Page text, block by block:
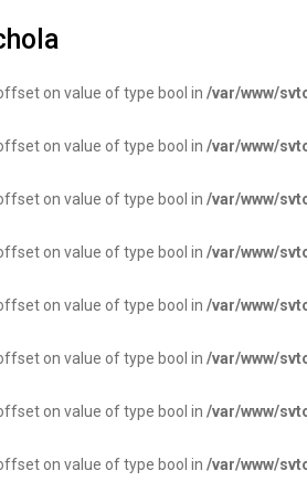
already defined in /var/www/
on value of type bool in /var/www/
on value of type bool in /var/www/
on value of type bool in /var/www/
on value of type bool in /var/www/
on value of type bool in /var/www/
on value of type bool in /var/www/
on value of type bool in /var/www/
on value of type bool in /var/www/